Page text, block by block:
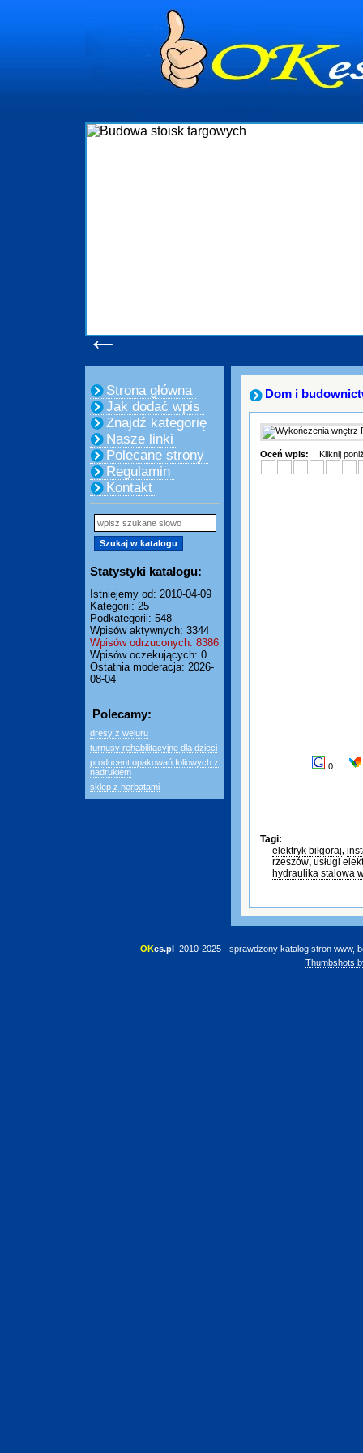
←
Strona główna
Jak dodać wpis
Znajdź kategorię
Nasze linki
Polecane strony
Regulamin
Kontakt
Statystyki katalogu:
Istniejemy od: 2010-04-09
Kategorii: 25
Podkategorii: 548
Wpisów aktywnych: 3344
Wpisów odrzuconych: 8386
Wpisów oczekujących: 0
Ostatnia moderacja: 2026-
08-04
Polecamy:
dresy z weluru
turnusy rehabilitacyjne dla dzieci
producent opakowań foliowych z
nadrukiem
sklep z herbatami
Dom i
Oceń wpis: Kliknij
0
Tagi:
elektryk biłgoraj,
rzeszów, usługi
hydraulika stalowa
OKes.pl 2010-2025 - sprawdzony katalog stron www,
Thumbshots